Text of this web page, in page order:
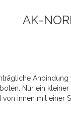
AK-
Nur ein
innen mit einer